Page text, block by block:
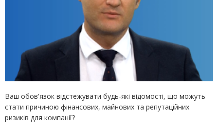
Ваш обов'язок відстежувати будь-які відомості, що можуть
стати причиною фінансових, майнових та репутаційних
ризиків для компанії?